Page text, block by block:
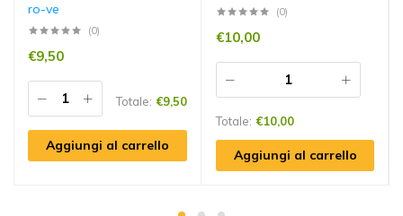
ro-ve
(0)
€9,50
Totale: €9,50
Aggiungi al carrello
(0)
€10,00
Totale: €10,00
Aggiungi al carrello